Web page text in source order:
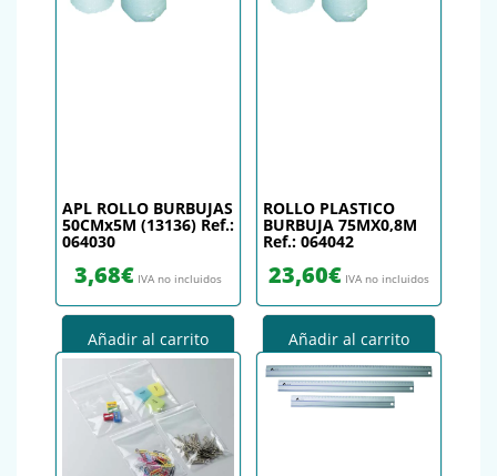
APL ROLLO BURBUJAS
50CMx5M (13136) Ref.:
064030
3,68€ IVA no incluidos
Añadir al carrito
ROLLO PLASTICO
BURBUJA 75MX0,8M
Ref.: 064042
23,60€ IVA no incluidos
Añadir al carrito